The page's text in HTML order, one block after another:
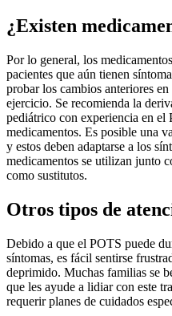
¿Existen
Por lo general, los
pacientes que aún tienen
probar los cambios anteriores
ejercicio. Se recomienda la
pediátrico con experiencia en el
medicamentos. Es posible una
y estos deben adaptarse a los
medicamentos se utilizan junto
como sustitutos.
Otros tipos de
Debido a que el POTS puede
síntomas, es fácil sentirse
deprimido. Muchas familias se
que les ayude a lidiar con este
requerir planes de cuidados